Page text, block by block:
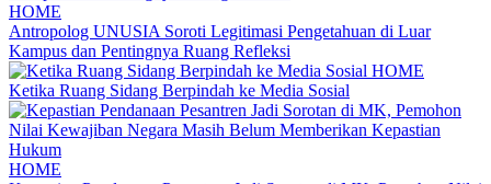
HOME
Antropolog UNUSIA Soroti Legitimasi Pengetahuan di Luar
Kampus dan Pentingnya Ruang Refleksi
HOME
Ketika Ruang Sidang Berpindah ke Media Sosial
HOME